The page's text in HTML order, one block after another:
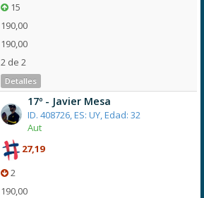
15
190,00
190,00
2 de 2
Detalles
17º - Javier Mesa
ID. 408726, ES: UY, Edad: 32
Aut
27,19
2
190,00